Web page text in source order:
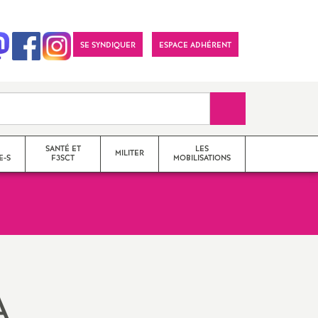
SE SYNDIQUER ESPACE ADHÉRENT
S
SANTÉ ET
F3SCT
MILITER
LES
MOBILISATIONS